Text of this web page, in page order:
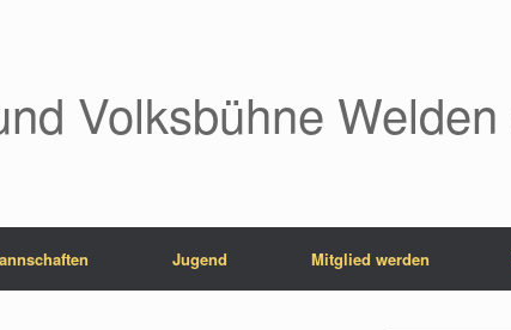
Volksbühne Welden
Jugend Mitglied werden